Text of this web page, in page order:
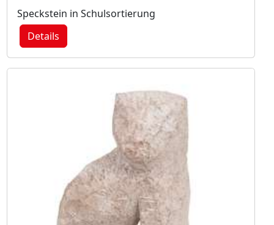
Speckstein in Schulsortierung
Details